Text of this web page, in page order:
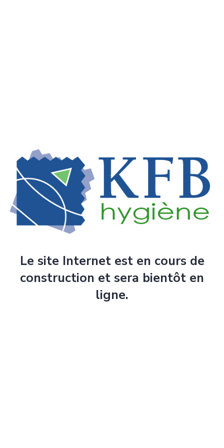
Le site Internet est en cours de
construction et sera bientôt en
ligne.